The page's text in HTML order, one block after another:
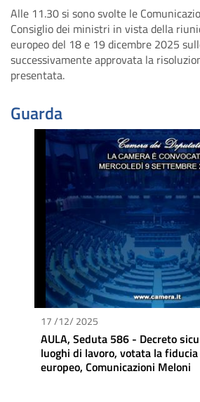
Alle 11.30 si sono svolte le
Consiglio dei ministri in vista della
europeo del 18 e 19 dicembre 2025
successivamente approvata la
presentata.
Guarda
17 /12/ 2025
AULA, Seduta 586 - Decreto
luoghi di lavoro, votata la
europeo, Comunicazioni Meloni